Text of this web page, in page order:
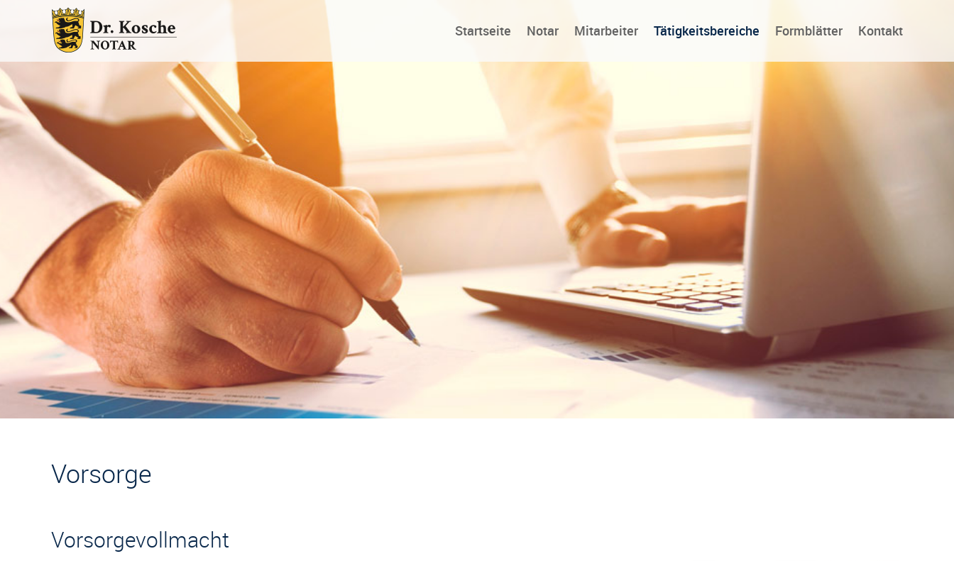
Startseite Notar Mitarbeiter Tätigkeitsbereiche Formblätter Kontakt
Vorsorge
Vorsorgevollmacht